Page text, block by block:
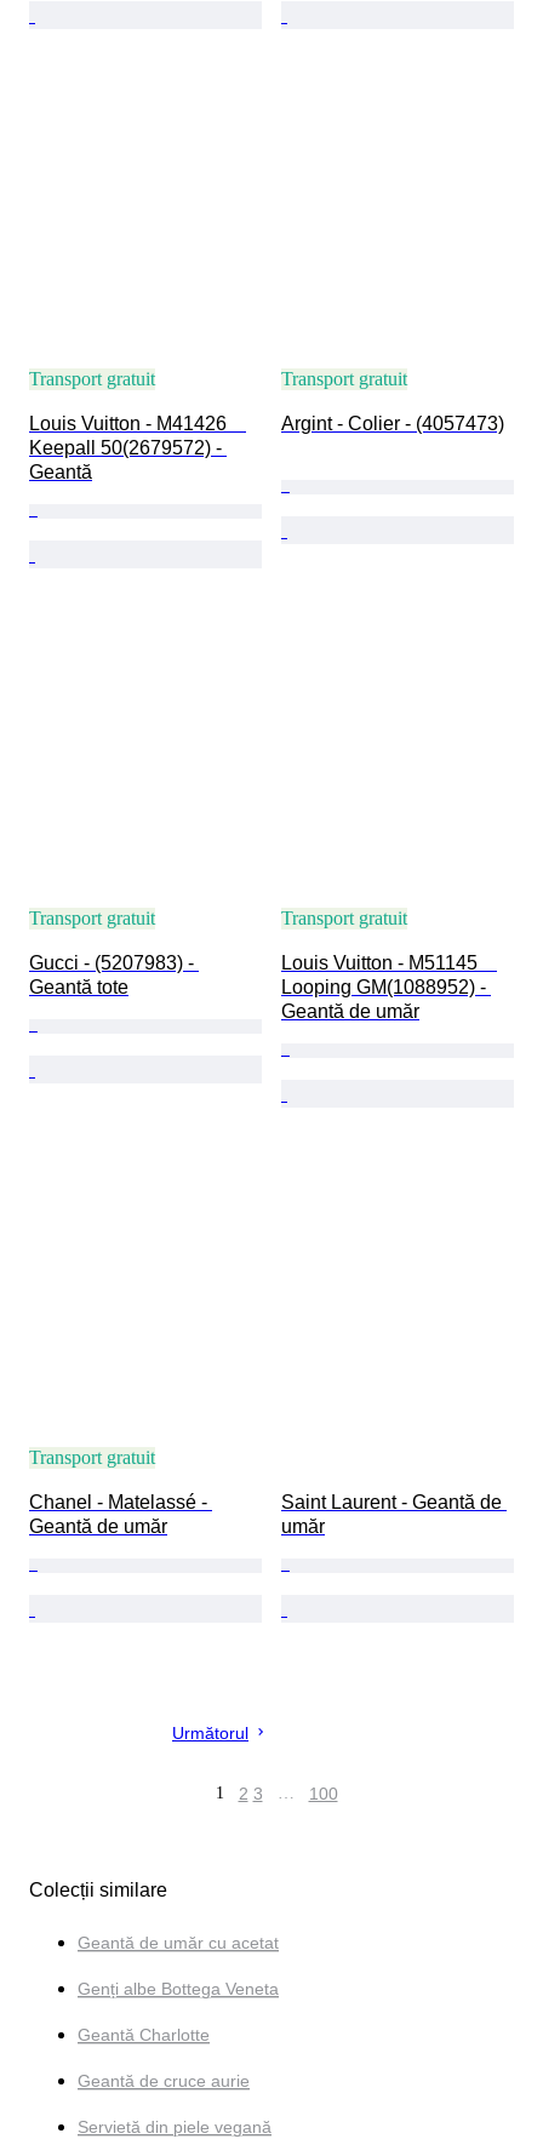
Transport gratuit
Louis Vuitton - M41426
Keepall 50(2679572) -
Geantă
Transport gratuit
Argint - Colier - (4057473)
Transport gratuit
Gucci - (5207983) -
Geantă tote
Transport gratuit
Louis Vuitton - M51145
Looping GM(1088952) -
Geantă de umăr
Transport gratuit
Chanel - Matelassé -
Geantă de umăr
Saint Laurent - Geantă de
umăr
Următorul
1 2 3 … 100
Colecții similare
Geantă de umăr cu acetat
Genți albe Bottega Veneta
Geantă Charlotte
Geantă de cruce aurie
Servietă din piele vegană